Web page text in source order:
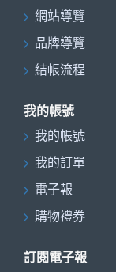
網站導覽
品牌導覽
結帳流程
我的帳號
我的帳號
我的訂單
電子報
購物禮券
訂閱電子報